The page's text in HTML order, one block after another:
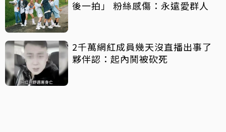
後一拍」 粉絲感傷：永遠愛群人
2千萬網紅成員幾天沒直播出事了
夥伴認：起內鬨被砍死